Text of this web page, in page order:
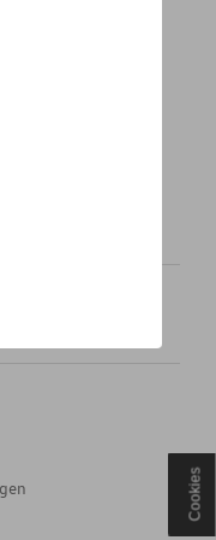
btw), exclusief
over de
kunt u
/ agent. De
kennisgeving
Cookies